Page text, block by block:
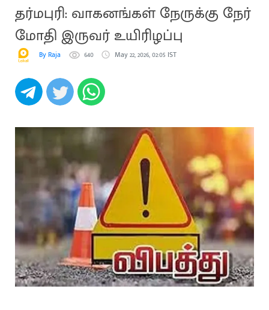
தர்மபுரி: வாகனங்கள் நேருக்கு நேர்
மோதி இருவர் உயிரிழப்பு
By Raja 640 May 22, 2026, 02:05 IST